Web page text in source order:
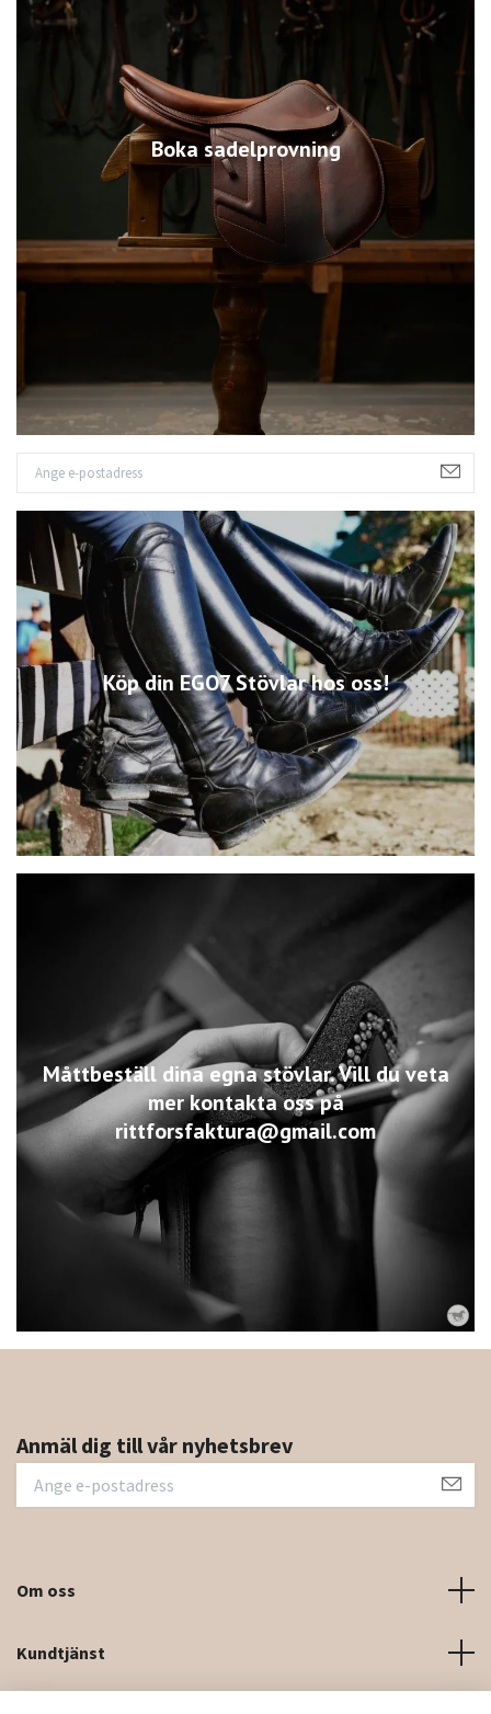
Boka sadelprovning
Köp din EGO7 Stövlar hos oss!
Måttbeställ dina egna stövlar. Vill du veta
mer kontakta oss på
rittforsfaktura@gmail.com
Anmäl dig till vår nyhetsbrev
Om oss
Kundtjänst